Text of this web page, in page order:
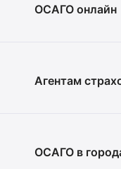
ОСАГО онлайн
Агентам
ОСАГО в